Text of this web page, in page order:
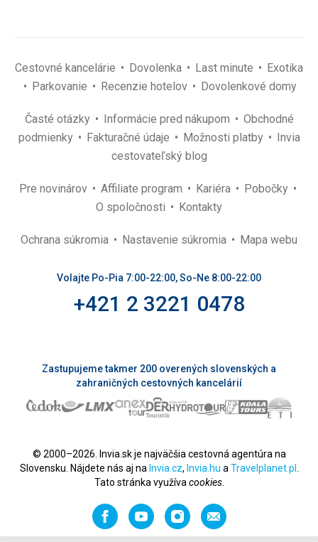
Cestovné kancelárie Dovolenka Last minute
Exotika
Parkovanie
Recenzie hotelov Dovolenkové domy
Časté otázky Informácie pred nákupom
Obchodné
podmienky
Fakturačné údaje Možnosti platby
Invia
cestovateľský blog
Pre novinárov Affiliate program Kariéra
Pobočky
O spoločnosti
Kontakty
Ochrana súkromia Nastavenie súkromia Mapa webu
Volajte Po-Pia 7:00-22:00, So-Ne 8:00-22:00
+421 2 3221 0478
Zastupujeme takmer 200 overených slovenských a
zahraničných cestovných kancelárií
© 2000–2026. Invia.sk je najväčšia cestovná agentúra na
Slovensku. Nájdete nás aj na Invia.cz, Invia.hu a Travelplanet.pl
Tato stránka využíva cookies.
FacebookYouTubeInstagramOdporučiť